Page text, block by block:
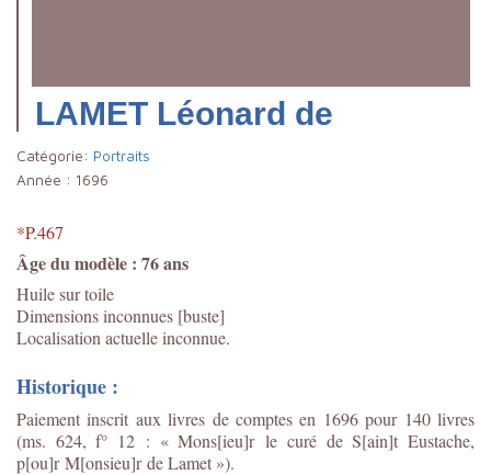
LAMET Léonard de
Catégorie: Portraits
Année : 1696
*P.467
Âge du modèle : 76 ans
Huile sur toile
Dimensions inconnues [buste]
Localisation actuelle inconnue.
Historique :
Paiement inscrit aux livres de comptes en 1696 pour 140 livres
(ms. 624, f° 12 : « Mons[ieu]r le curé de S[ain]t Eustache,
p[ou]r M[onsieu]r de Lamet »).